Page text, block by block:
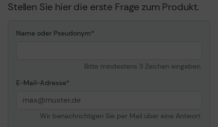
Stellen Sie hier die erste Frage zum Produkt.
Name oder Pseudonym
Bitte mindestens 3 Zeichen eingeben.
E-Mail-Adresse
Wir benachrichtigen Sie per Mail über eine Antwort.